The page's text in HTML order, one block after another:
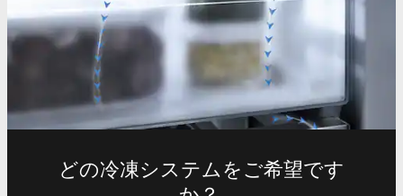
どの冷凍システムをご希望です